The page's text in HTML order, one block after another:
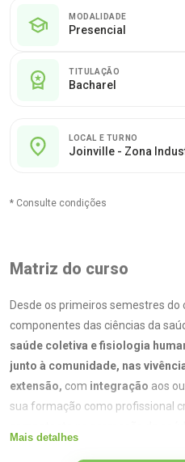
MODALIDADE
Presencial
TITULAÇÃO
Bacharel
LOCAL E TURNO
Joinville - Zona
* Consulte condições
Matriz do curso
Desde os primeiros semestres do
componentes das ciências da
saúde coletiva e fisiologia
junto à comunidade, nas
extensão, com integração aos
sua formação como profissional
Mais detalhes